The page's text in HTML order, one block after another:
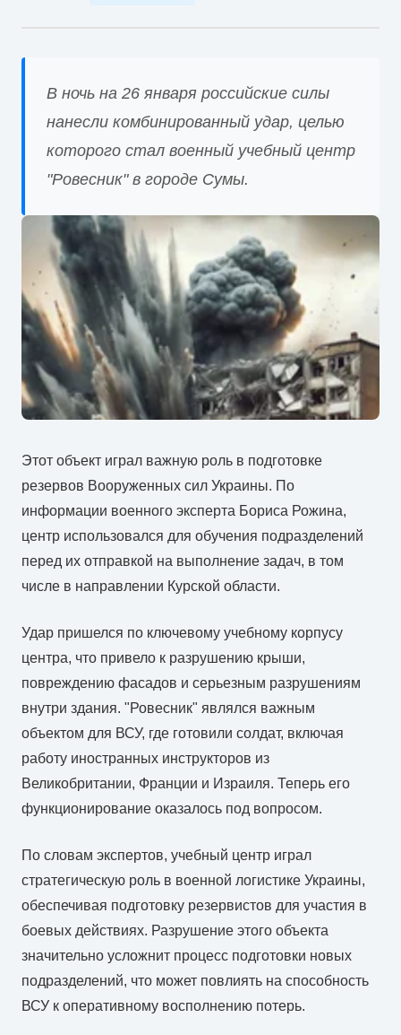
В ночь на 26 января российские силы
нанесли комбинированный удар, целью
которого стал военный учебный центр
"Ровесник" в городе Сумы.
Этот объект играл важную роль в подготовке
резервов Вооруженных сил Украины. По
информации военного эксперта Бориса Рожина,
центр использовался для обучения подразделений
перед их отправкой на выполнение задач, в том
числе в направлении Курской области.
Удар пришелся по ключевому учебному корпусу
центра, что привело к разрушению крыши,
повреждению фасадов и серьезным разрушениям
внутри здания. "Ровесник" являлся важным
объектом для ВСУ, где готовили солдат, включая
работу иностранных инструкторов из
Великобритании, Франции и Израиля. Теперь его
функционирование оказалось под вопросом.
По словам экспертов, учебный центр играл
стратегическую роль в военной логистике Украины,
обеспечивая подготовку резервистов для участия в
боевых действиях. Разрушение этого объекта
значительно усложнит процесс подготовки новых
подразделений, что может повлиять на способность
ВСУ к оперативному восполнению потерь.